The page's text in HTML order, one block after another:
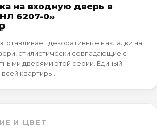
на входную дверь в
6207-0»
декоративные накладки на
стилистически совпадающие с
дверями этой серии. Единый
квартиры.
И ЦВЕТ